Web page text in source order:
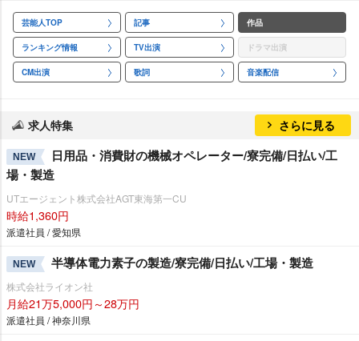
芸能人TOP 記事 作品
ランキング情報 TV出演 ドラマ出演
CM出演 歌詞 音楽配信
求人特集 さらに見る
NEW
日用品・消費財の機械オペレーター/寮完備/日払い/工
場・製造
UTエージェント株式会社AGT東海第一CU
時給1,360円
派遣社員 / 愛知県
NEW 半導体電力素子の製造/寮完備/日払い/工場・製造
株式会社ライオン社
月給21万5,000円～28万円
派遣社員 / 神奈川県